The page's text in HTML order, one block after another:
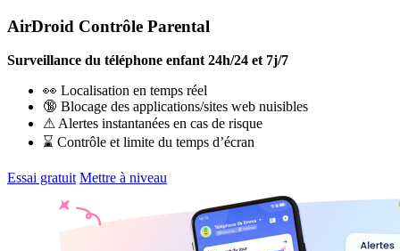
AirDroid Contrôle Parental
Surveillance du téléphone enfant 24h/24 et 7j/7
👀 Localisation en temps réel
🔞 Blocage des applications/sites web nuisibles
⚠ Alertes instantanées en cas de risque
⌛ Contrôle et limite du temps d’écran
Essai gratuit Mettre à niveau